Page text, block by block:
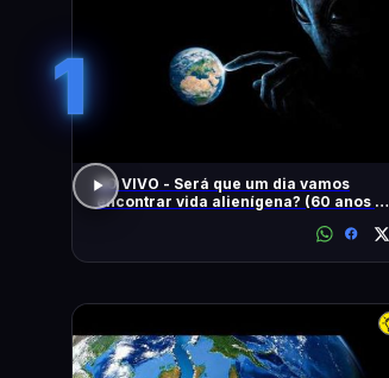
1
AO VIVO - Será que um dia vamos
encontrar vida alienígena? (60 anos de